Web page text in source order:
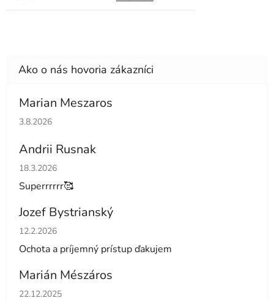
Marian Meszaros
Hodnotenie obchodu je 5 z 5 hviezdičiek.
3.8.2026
Andrii Rusnak
Hodnotenie obchodu je 5 z 5 hviezdičiek.
18.3.2026
Superrrrrr🥰
Jozef Bystrianský
Hodnotenie obchodu je 5 z 5 hviezdičiek.
12.2.2026
Ochota a príjemný prístup ďakujem
Marián Mészáros
Hodnotenie obchodu je 5 z 5 hviezdičiek.
22.12.2025